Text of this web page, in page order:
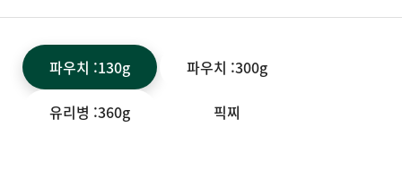
파우치 :130g 파우치 :300g
유리병 :360g 픽찌